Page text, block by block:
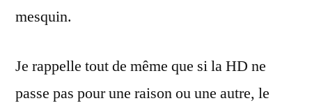
mesquin.
Je rappelle tout de même que si la HD ne
passe pas pour une raison ou une autre, le